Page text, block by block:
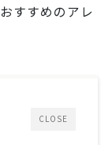
すすめのアレ
CLOSE